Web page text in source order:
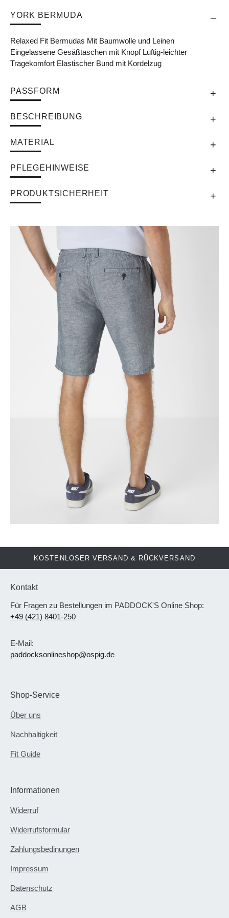
YORK BERMUDA
Relaxed Fit Bermudas Mit Baumwolle und Leinen
Eingelassene Gesäßtaschen mit Knopf Luftig-leichter
Tragekomfort Elastischer Bund mit Kordelzug
PASSFORM
BESCHREIBUNG
MATERIAL
PFLEGEHINWEISE
PRODUKTSICHERHEIT
KOSTENLOSER VERSAND & RÜCKVERSAND
Kontakt
Für Fragen zu Bestellungen im PADDOCK'S Online Shop:
+49 (421) 8401-250
E-Mail:
paddocksonlineshop@ospig.de
Shop-Service
Über uns
Nachhaltigkeit
Fit Guide
Informationen
Widerruf
Widerrufsformular
Zahlungsbedinungen
Impressum
Datenschutz
AGB